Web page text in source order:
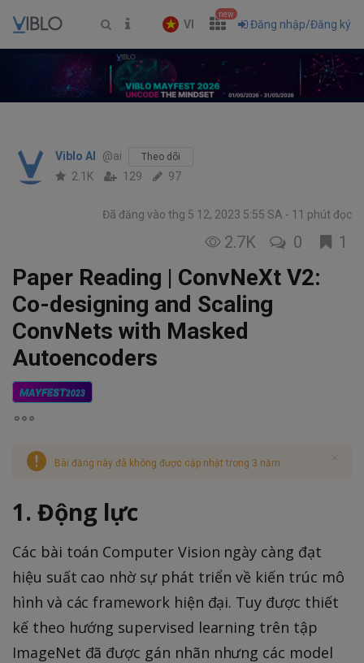
VI
new
Đăng nhập/Đăng ký
Viblo AI @ai Theo dõi
2.1K 129 97
Đã đăng vào thg 5 12, 2023 5:55 SA 11 phút đọc
2.7K 0 1
Paper Reading | ConvNeXt V2:
Co-designing and Scaling
ConvNets with Masked
Autoencoders
MAYFEST2023
Bài đăng này đã không được cập nhật trong 3 năm
1. Động lực
Các bài toán Computer Vision ngày càng đạt
hiệu suất cao nhờ sự phát triển về kiến trúc mô
hình và các framework hiện đại. Tuy được thiết
kế theo hướng supervised learning trên tập
ImageNet đã được gán nhãn nhưng các model